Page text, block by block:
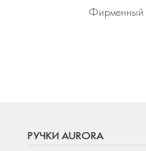
Фирменный
РУЧКИ AURORA